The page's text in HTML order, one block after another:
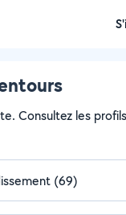
Consultez les